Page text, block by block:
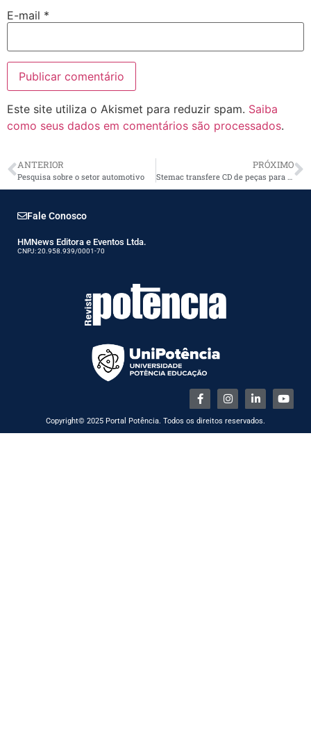
E-mail *
Este site utiliza o Akismet para reduzir spam. Saiba
como seus dados em comentários são processados.
ANTERIOR
Pesquisa sobre o setor automotivo
PRÓXIMO
Fale Conosco
HMNews Editora e Eventos Ltda.
CNPJ: 20.958.939/0001-70
Copyright© 2025 Portal Potência. Todos os direitos reservados.